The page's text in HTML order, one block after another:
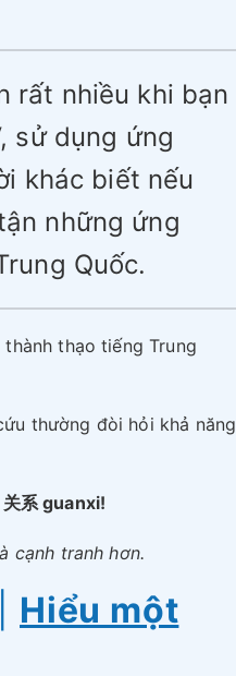
rất nhiều khi bạn
sử dụng ứng
khác biết nếu
những ứng
Quốc.
thạo tiếng Trung
thường đòi hỏi khả năng
系 guanxi!
cạnh tranh hơn.
Hiểu một